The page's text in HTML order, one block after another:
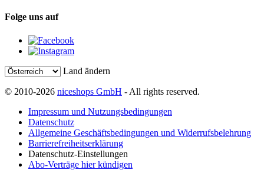
Folge uns auf
Land ändern
© 2010-2026 niceshops GmbH - All rights reserved.
Impressum und Nutzungsbedingungen
Datenschutz
Allgemeine Geschäftsbedingungen und Widerrufsbelehrung
Barrierefreiheitserklärung
Datenschutz-Einstellungen
Abo-Verträge hier kündigen